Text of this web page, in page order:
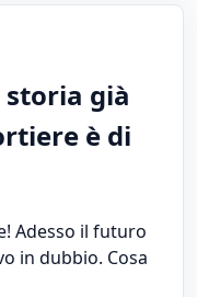
già
è di
Adesso il futuro
in dubbio. Cosa